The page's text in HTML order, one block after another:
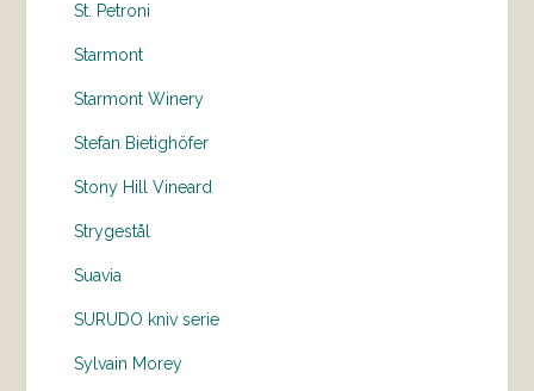
St. Petroni
Starmont
Starmont Winery
Stefan Bietighöfer
Stony Hill Vineard
Strygestål
Suavia
SURUDO kniv serie
Sylvain Morey